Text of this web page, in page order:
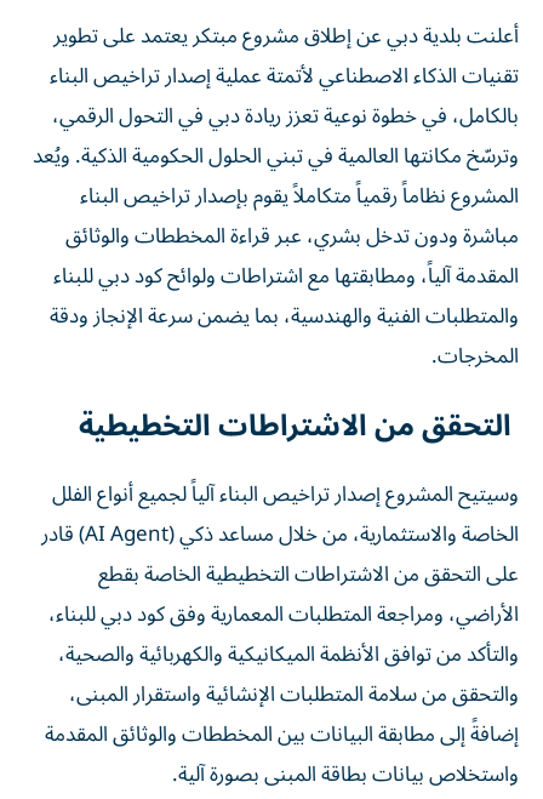
أعلنت بلدية دبي عن إطلاق مشروع مبتكر يعتمد على تطوير
تقنيات الذكاء الاصطناعي لأتمتة عملية إصدار تراخيص البناء
بالكامل، في خطوة نوعية تعزز ريادة دبي في التحول الرقمي،
وترسّخ مكانتها العالمية في تبني الحلول الحكومية الذكية. ويُعد
المشروع نظاماً رقمياً متكاملاً يقوم بإصدار تراخيص البناء
مباشرة ودون تدخل بشري، عبر قراءة المخططات والوثائق
المقدمة آلياً، ومطابقتها مع اشتراطات ولوائح كود دبي للبناء
والمتطلبات الفنية والهندسية، بما يضمن سرعة الإنجاز ودقة
المخرجات.
التحقق من الاشتراطات التخطيطية
وسيتيح المشروع إصدار تراخيص البناء آلياً لجميع أنواع الفلل
الخاصة والاستثمارية، من خلال مساعد ذكي (AI Agent) قادر
على التحقق من الاشتراطات التخطيطية الخاصة بقطع
الأراضي، ومراجعة المتطلبات المعمارية وفق كود دبي للبناء،
والتأكد من توافق الأنظمة الميكانيكية والكهربائية والصحية،
والتحقق من سلامة المتطلبات الإنشائية واستقرار المبنى،
إضافةً إلى مطابقة البيانات بين المخططات والوثائق المقدمة
واستخلاص بيانات بطاقة المبنى بصورة آلية.